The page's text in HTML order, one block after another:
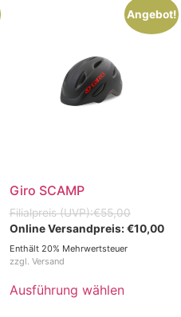
Angebot!
Giro SCAMP
€55,00
€10,00
Enthält 20% Mehrwertsteuer
zzgl. Versand
Ausführung wählen